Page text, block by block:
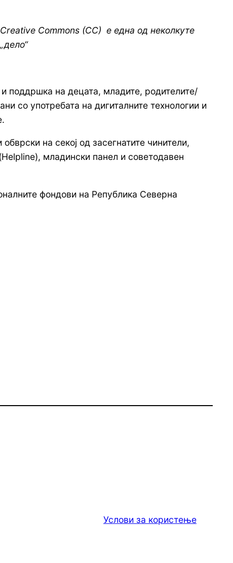
Commons (CC) е една од неколкуте
поддршка на децата, младите, родителите/
со употребата на дигиталните технологии и
на секој од засегнатите чинители,
младински панел и советодавен
фондови на Република Северна
Услови за користење